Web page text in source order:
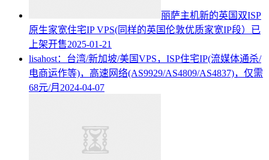
丽萨主机新的英国双ISP
原生家宽住宅IP VPS(同样的英国伦敦优质家宽IP段）已
上架开售2025-01-21
lisahost：台湾/新加坡/美国VPS，ISP住宅IP(流媒体通杀/
电商运作等)，高速网络(AS9929/AS4809/AS4837)，仅需
68元/月 2024-04-07